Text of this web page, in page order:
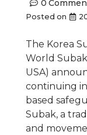
0
Posted on
The Korea
World
USA)
continuing
based
Subak, a
and